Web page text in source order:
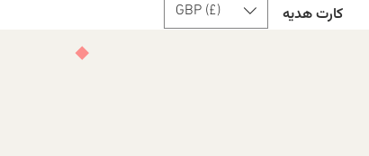
کارت هدیه درباره ماGBP (£)